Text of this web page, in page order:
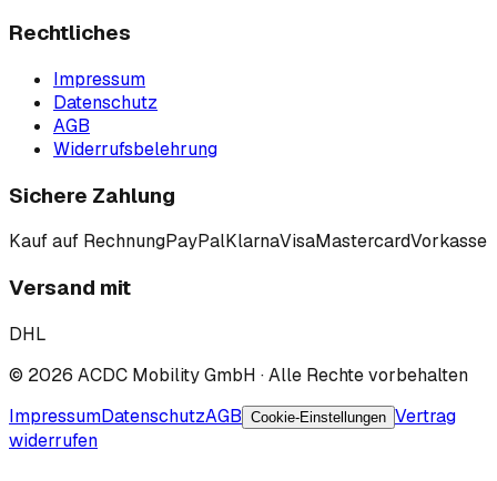
Rechtliches
Impressum
Datenschutz
AGB
Widerrufsbelehrung
Sichere Zahlung
Kauf auf RechnungPayPalKlarnaVisaMastercardVorkasse
Versand mit
DHL
© 2026 ACDC Mobility GmbH · Alle Rechte vorbehalten
ImpressumDatenschutzAGB Cookie-Einstellungen Vertrag
widerrufen